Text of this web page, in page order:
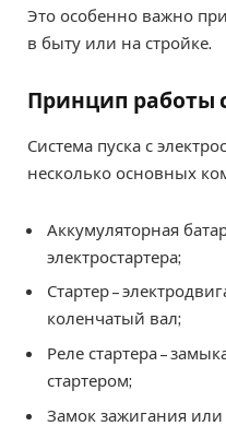
Это особенно важно
в быту или на стройке.
Принцип работы
Система пуска с
несколько основных
Аккумуляторная
электростартера;
Стартер –
коленчатый вал;
Реле стартера –
стартером;
Замок зажигания или